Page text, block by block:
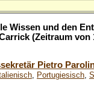
Wissen und den
(Zeitraum von
Pietro
, Portugiesisch,